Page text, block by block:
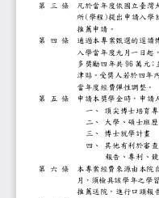
第
三 條 凡於當年度
立臺
所(學程
)提出申
推薦申請。
第
四 條 通過本專案
入學當年度
多獎勵四年
96萬
津貼。受獎
當年度經費
第
五 條
申請本獎學
一、頂尖博
二、大學、
三、博士就
四、其他有
報告、
第
六 條
本專案經費
月，須檢具
推薦送院，